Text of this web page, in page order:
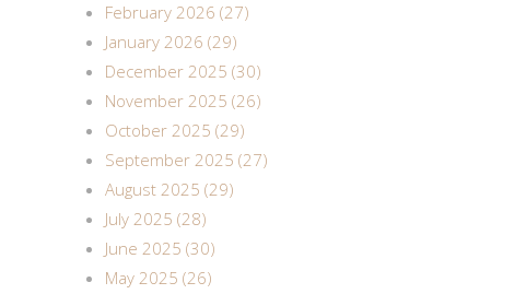
February 2026 (27)
January 2026 (29)
December 2025 (30)
November 2025 (26)
October 2025 (29)
September 2025 (27)
August 2025 (29)
July 2025 (28)
June 2025 (30)
May 2025 (26)